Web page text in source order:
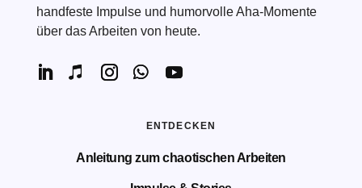
handfeste Impulse und humorvolle Aha-Momente
über das Arbeiten von heute.
ENTDECKEN
Anleitung zum chaotischen Arbeiten